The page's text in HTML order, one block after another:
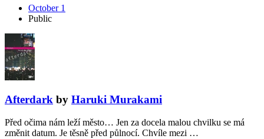
October 1
Public
Afterdark by Haruki Murakami
Před očima nám leží město… Jen za docela malou chvilku se má
změnit datum. Je těsně před půlnocí. Chvíle mezi …